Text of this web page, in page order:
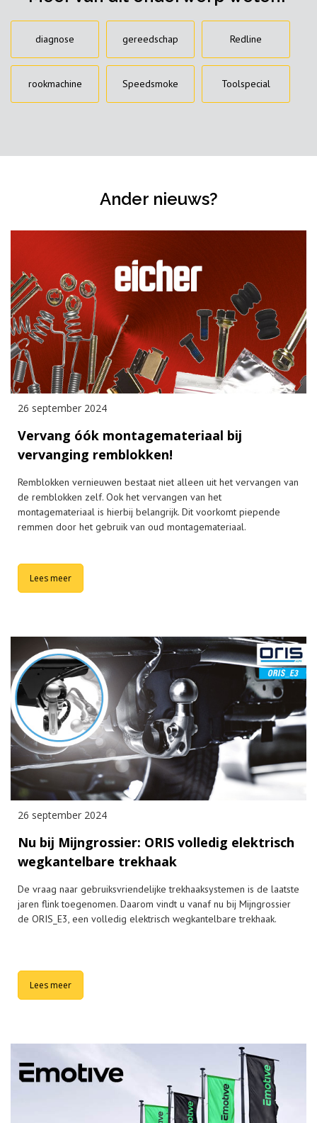
diagnose gereedschap Redline
rookmachine Speedsmoke Toolspecial
Ander nieuws?
26 september 2024
Vervang óók montagemateriaal bij
vervanging remblokken!
Remblokken vernieuwen bestaat niet alleen uit het vervangen van
de remblokken zelf. Ook het vervangen van het
montagemateriaal is hierbij belangrijk. Dit voorkomt piepende
remmen door het gebruik van oud montagemateriaal.
Lees meer
26 september 2024
Nu bij Mijngrossier: ORIS volledig elektrisch
wegkantelbare trekhaak
De vraag naar gebruiksvriendelijke trekhaaksystemen is de laatste
jaren flink toegenomen. Daarom vindt u vanaf nu bij Mijngrossier
de ORIS_E3, een volledig elektrisch wegkantelbare trekhaak.
Lees meer